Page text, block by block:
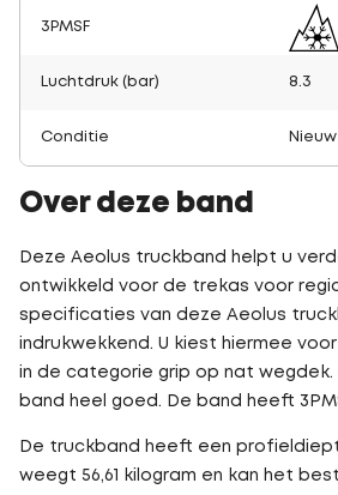
3PMSF
Luchtdruk (bar) 8.3
Conditie Nieuw
Over deze band
Deze Aeolus truckband helpt u
ontwikkeld voor de trekas voor
specificaties van deze Aeolus
indrukwekkend. U kiest hiermee
in de categorie grip op nat
band heel goed. De band heeft
De truckband heeft een
weegt 56,61 kilogram en kan het